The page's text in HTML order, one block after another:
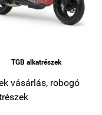
TGB alkatrészek
vásárlás, robogó